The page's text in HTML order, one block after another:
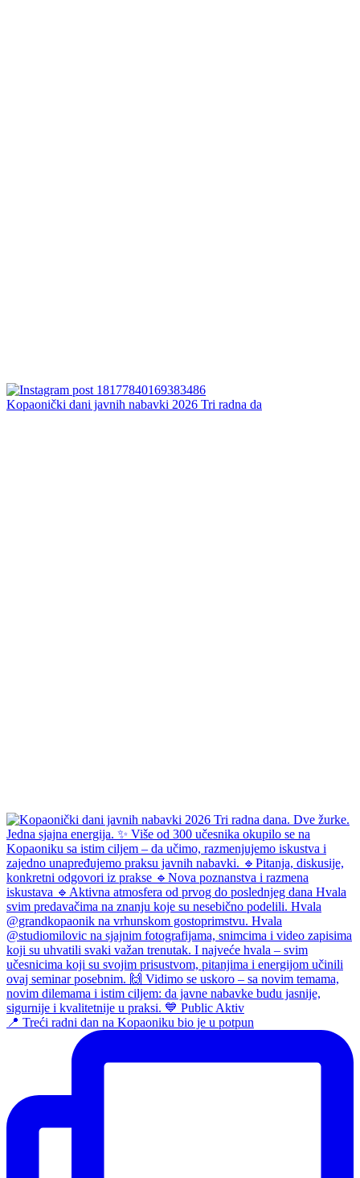
Kopaonički dani javnih nabavki 2026 Tri radna da
📍 Treći radni dan na Kopaoniku bio je u potpun